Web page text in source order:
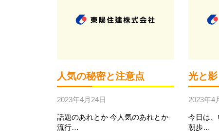
人気の秘密と注意点
2023年4月24日
話題のあれとか 今人気のあれとか
流行…
光と影
2023年4
今日は
朝歩…